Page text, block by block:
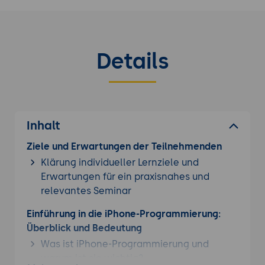
Details
Inhalt
Ziele und Erwartungen der Teilnehmenden
Klärung individueller Lernziele und
Erwartungen für ein praxisnahes und
relevantes Seminar
Einführung in die iPhone-Programmierung:
Überblick und Bedeutung
Was ist iPhone-Programmierung und